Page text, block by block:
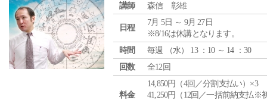
講師 森信 彰雄
日程
7月 5日 ～ 9月 27日
※8/16は休講となります。
時間
毎週 （水） 13 ：10 ～ 14 ：30
回数
全12回
料金
14,850円（4回／分割支払い）×3
41,250円（12回／一括前納支払※